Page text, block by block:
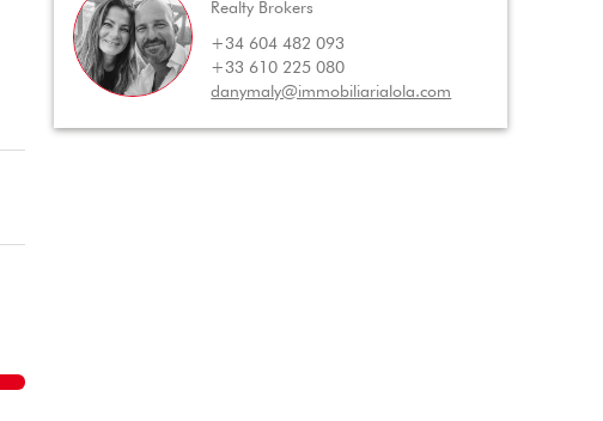
Realty Brokers
+34 604 482 093
+33 610 225 080
danymaly@immobiliarialola.com